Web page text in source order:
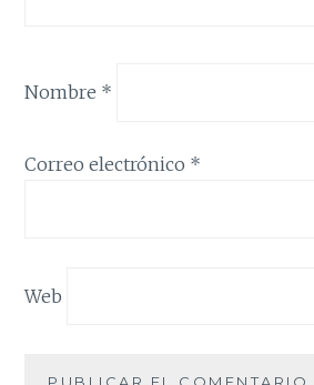
Nombre *
Correo electrónico *
Web